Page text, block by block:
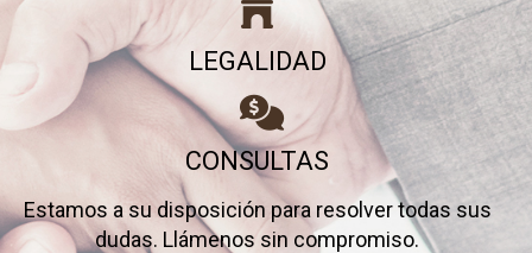
LEGALIDAD
CONSULTAS
Estamos a su disposición para resolver todas sus
dudas. Llámenos sin compromiso.